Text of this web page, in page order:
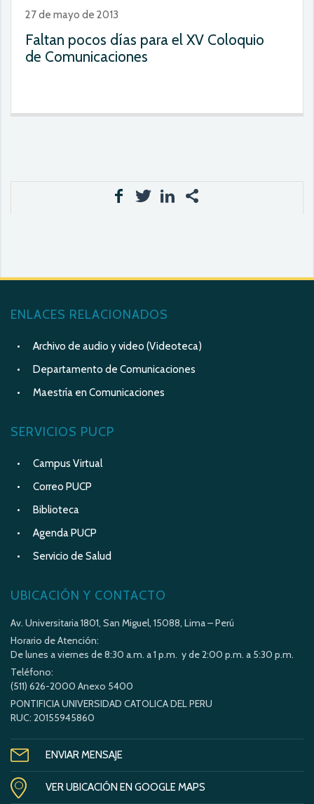
27 de mayo de 2013
Faltan pocos días para el XV Coloquio
de Comunicaciones
ENLACES RELACIONADOS
Archivo de audio y video (Videoteca)
Departamento de Comunicaciones
Maestría en Comunicaciones
SERVICIOS PUCP
Campus Virtual
Correo PUCP
Biblioteca
Agenda PUCP
Servicio de Salud
UBICACIÓN Y CONTACTO
Av. Universitaria 1801, San Miguel, 15088, Lima – Perú
Horario de Atención:
De lunes a viernes de 8:30 a.m. a 1 p.m. y de 2:00 p.m. a 5:30 p.m.
Teléfono:
(511) 626-2000 Anexo 5400
PONTIFICIA UNIVERSIDAD CATOLICA DEL PERU
RUC: 20155945860
ENVIAR MENSAJE
VER UBICACIÓN EN GOOGLE MAPS